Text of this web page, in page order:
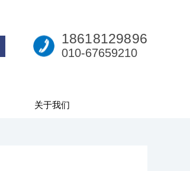
18618129896
010-67659210
关于我们